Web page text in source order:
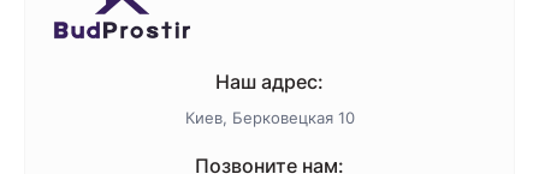
Наш адрес:
Киев, Берковецкая 10
Позвоните нам: